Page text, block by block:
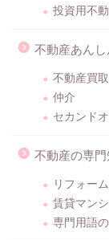
投資用不
不動産あん
不動産買取
仲介
セカンド
不動産の専
リフォーム
賃貸マン
専門用語